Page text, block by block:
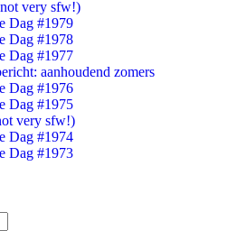
very sfw!)
Dag #1979
Dag #1978
Dag #1977
aanhoudend zomers
Dag #1976
Dag #1975
very sfw!)
Dag #1974
Dag #1973